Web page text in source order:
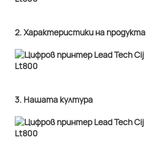
2. Характеристики на продукта
3. Нашата култура